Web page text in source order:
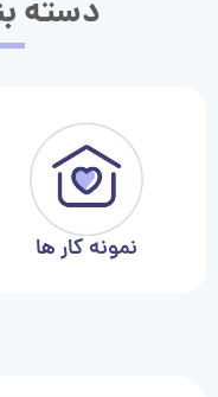
دسته
نمونه کار ها